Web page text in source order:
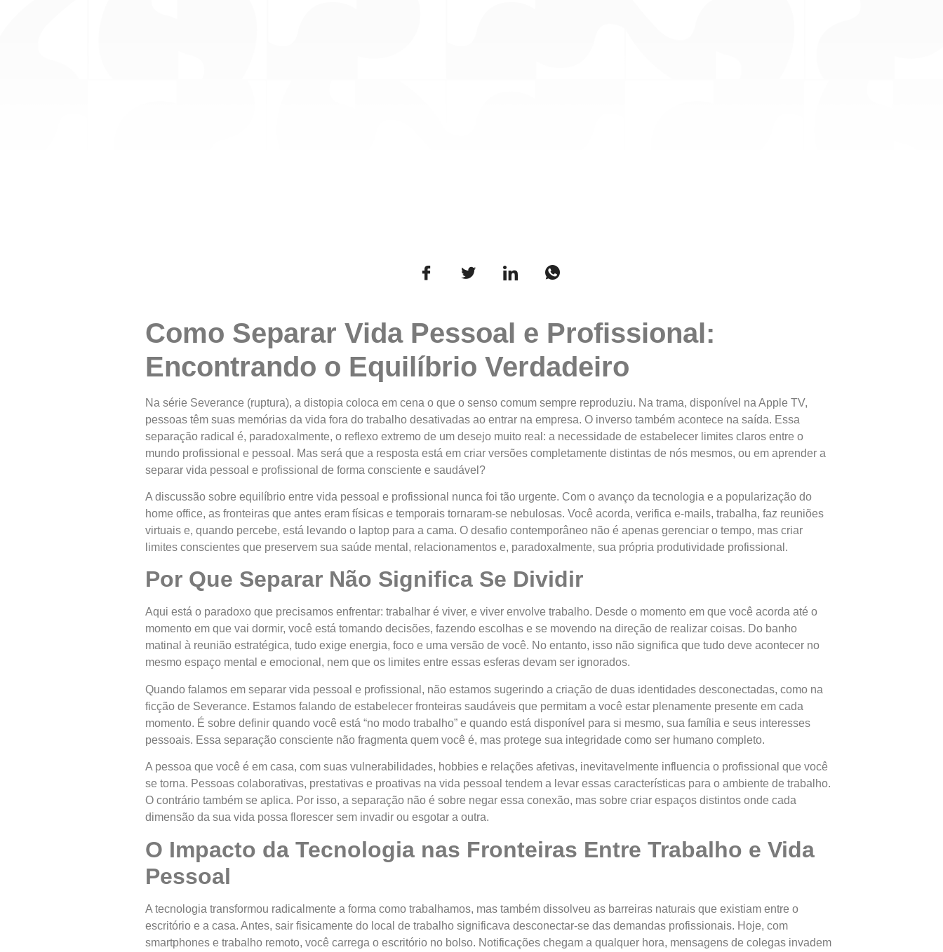
Como Separar Vida Pessoal e Profissional:
Encontrando o Equilíbrio Verdadeiro
Na série Severance (ruptura), a distopia coloca em cena o que o senso comum sempre reproduziu. Na trama, disponível na Apple TV,
pessoas têm suas memórias da vida fora do trabalho desativadas ao entrar na empresa. O inverso também acontece na saída. Essa
separação radical é, paradoxalmente, o reflexo extremo de um desejo muito real: a necessidade de estabelecer limites claros entre o
mundo profissional e pessoal. Mas será que a resposta está em criar versões completamente distintas de nós mesmos, ou em aprender a
separar vida pessoal e profissional de forma consciente e saudável?
A discussão sobre equilíbrio entre vida pessoal e profissional nunca foi tão urgente. Com o avanço da tecnologia e a popularização do
home office, as fronteiras que antes eram físicas e temporais tornaram-se nebulosas. Você acorda, verifica e-mails, trabalha, faz reuniões
virtuais e, quando percebe, está levando o laptop para a cama. O desafio contemporâneo não é apenas gerenciar o tempo, mas criar
limites conscientes que preservem sua saúde mental, relacionamentos e, paradoxalmente, sua própria produtividade profissional.
Por Que Separar Não Significa Se Dividir
Aqui está o paradoxo que precisamos enfrentar: trabalhar é viver, e viver envolve trabalho. Desde o momento em que você acorda até o
momento em que vai dormir, você está tomando decisões, fazendo escolhas e se movendo na direção de realizar coisas. Do banho
matinal à reunião estratégica, tudo exige energia, foco e uma versão de você. No entanto, isso não significa que tudo deve acontecer no
mesmo espaço mental e emocional, nem que os limites entre essas esferas devam ser ignorados.
Quando falamos em separar vida pessoal e profissional, não estamos sugerindo a criação de duas identidades desconectadas, como na
ficção de Severance. Estamos falando de estabelecer fronteiras saudáveis que permitam a você estar plenamente presente em cada
momento. É sobre definir quando você está “no modo trabalho” e quando está disponível para si mesmo, sua família e seus interesses
pessoais. Essa separação consciente não fragmenta quem você é, mas protege sua integridade como ser humano completo.
A pessoa que você é em casa, com suas vulnerabilidades, hobbies e relações afetivas, inevitavelmente influencia o profissional que você
se torna. Pessoas colaborativas, prestativas e proativas na vida pessoal tendem a levar essas características para o ambiente de trabalho.
O contrário também se aplica. Por isso, a separação não é sobre negar essa conexão, mas sobre criar espaços distintos onde cada
dimensão da sua vida possa florescer sem invadir ou esgotar a outra.
O Impacto da Tecnologia nas Fronteiras Entre Trabalho e Vida
Pessoal
A tecnologia transformou radicalmente a forma como trabalhamos, mas também dissolveu as barreiras naturais que existiam entre o
escritório e a casa. Antes, sair fisicamente do local de trabalho significava desconectar-se das demandas profissionais. Hoje, com
smartphones e trabalho remoto, você carrega o escritório no bolso. Notificações chegam a qualquer hora, mensagens de colegas invadem